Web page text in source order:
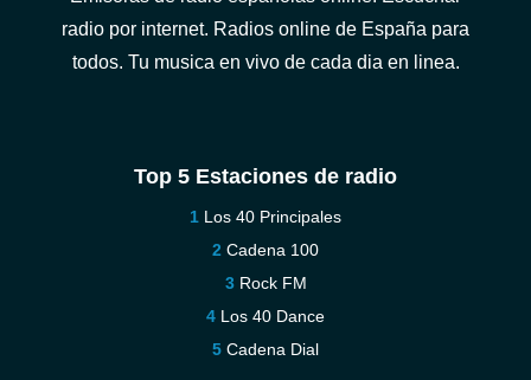
radio por internet. Radios online de España para
todos. Tu musica en vivo de cada dia en linea.
Top 5 Estaciones de radio
Los 40 Principales
Cadena 100
Rock FM
Los 40 Dance
Cadena Dial